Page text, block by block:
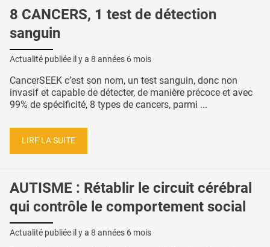
8 CANCERS, 1 test de détection
sanguin
Actualité publiée il y a 8 années 6 mois
CancerSEEK c’est son nom, un test sanguin, donc non
invasif et capable de détecter, de manière précoce et avec
99% de spécificité, 8 types de cancers, parmi ...
LIRE LA SUITE
AUTISME : Rétablir le circuit cérébral
qui contrôle le comportement social
Actualité publiée il y a 8 années 6 mois